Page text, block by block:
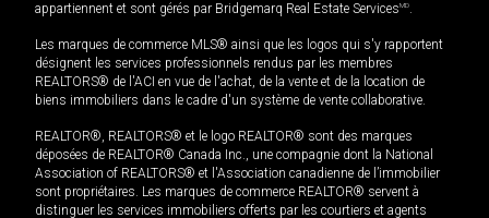
appartiennent et sont gérés par Bridgemarq Real Estate ServicesMD.
Les marques de commerce MLS® ainsi que les logos qui s'y rapportent
désignent les services professionnels rendus par les membres
REALTORS® de l'ACI en vue de l'achat, de la vente et de la location de
biens immobiliers dans le cadre d'un système de vente collaborative.
REALTOR®, REALTORS® et le logo REALTOR® sont des marques
déposées de REALTOR® Canada Inc., une compagnie dont la National
Association of REALTORS® et l'Association canadienne de l’immobilier
sont propriétaires. Les marques de commerce REALTOR® servent à
distinguer les services immobiliers offerts par les courtiers et agents